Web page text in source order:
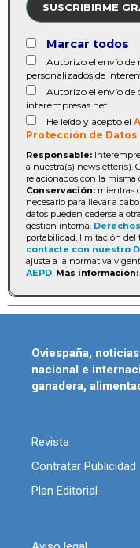
SUSCRIBIRME
Marcar todos
Autorizo el envío de
personalizados de
Autorizo el envío de
interempresas.net
He leído y acepto el
Protección de Datos
Responsable:
a nuestra(s) newsletter(s).
relacionados con la misma
Conservación: mientras
necesario para llevar a
datos pueden cederse a
gestión interna.
portabilidad, limitación del
contacte con nuestro
ajusta a la normativa
AEPD. Más información:
Oviespaña,
nacional e
ganadera,
Revista
Contratar Publicidad
Plan Editorial